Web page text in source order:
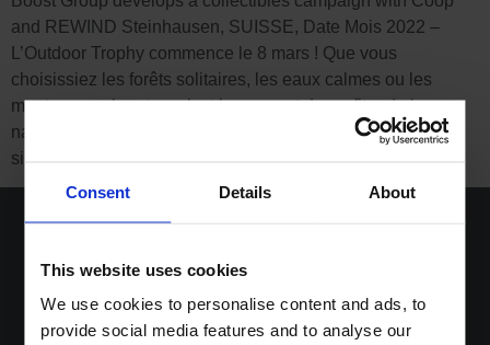
Consent Details About
This website uses cookies
We use cookies to personalise content and ads, to
provide social media features and to analyse our
and REWIND Steinhausen, SUISSE, Date Mois 2022 –
L’Outdoor Trophy commence le 8 mars ! Que vous
choisissiez les forêts solitaires, les eaux calmes ou les
montagnes abruptes, c’est le moment de profiter de la
nature, où vous pouvez recharger vos batteries ou
simplement oublier le stress […]
Home
Jobs